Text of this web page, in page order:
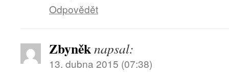
Odpovědět
Zbyněknapsal:
13. dubna 2015 (07:38)